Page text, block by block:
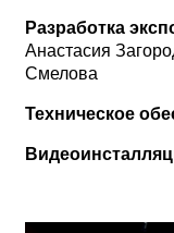
Разработка
Анастасия
Смелова
Техническое